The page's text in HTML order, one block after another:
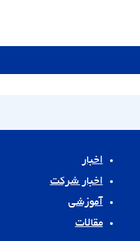
اخبار
اخبار شرکت
آموزشی
مقالات